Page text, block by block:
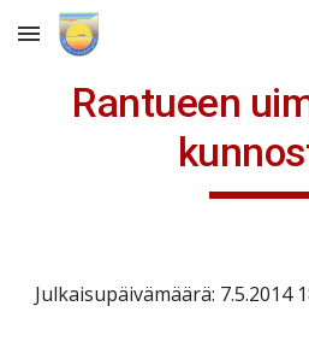
Skip to main content
Rantueen
Julkaisupäivämäärä: 7.5.2014